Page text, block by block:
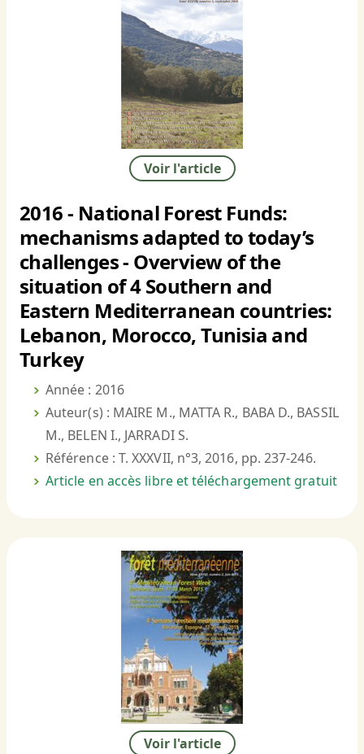
Voir l'article
2016 - National Forest Funds:
mechanisms adapted to today’s
challenges - Overview of the
situation of 4 Southern and
Eastern Mediterranean countries:
Lebanon, Morocco, Tunisia and
Turkey
Année : 2016
Auteur(s) : MAIRE M., MATTA R., BABA D., BASSIL
M., BELEN I., JARRADI S.
Référence : T. XXXVII, n°3, 2016, pp. 237-246.
Article en accès libre et téléchargement gratuit
Voir l'article